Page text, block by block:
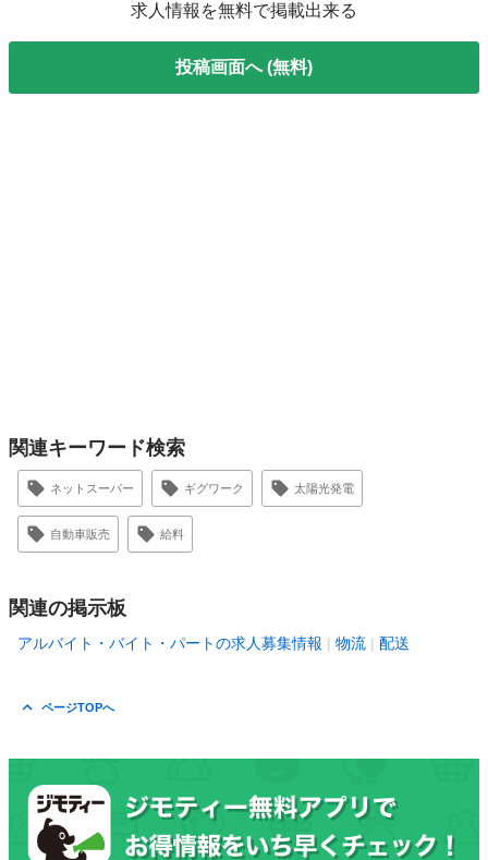
求人情報を無料で掲載出来る
投稿画面へ (無料)
関連キーワード検索
ネットスーパー ギグワーク 太陽光発電
自動車販売 給料
関連の掲示板
アルバイト・バイト・パートの求人募集情報 物流 配送
ページTOPへ